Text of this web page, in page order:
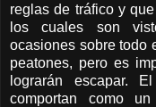
reglas de tráfico y
los cuales son
ocasiones sobre todo
peatones, pero es
lograrán escapar.
comportan como